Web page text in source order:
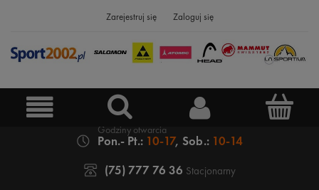
Zarejestruj się Zaloguj się
Pon.- Pt.: 10-17, Sob.: 10-14
(75) 777 76 36 Stacjonarny